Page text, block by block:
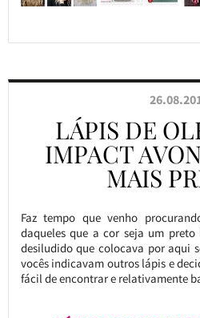
LÁPIS DE
IMPACT
MAIS
Faz tempo que venho
daqueles que a cor seja um preto
desiludido que colocava por aqui
vocês indicavam outros lápis e
fácil de encontrar e relativamente